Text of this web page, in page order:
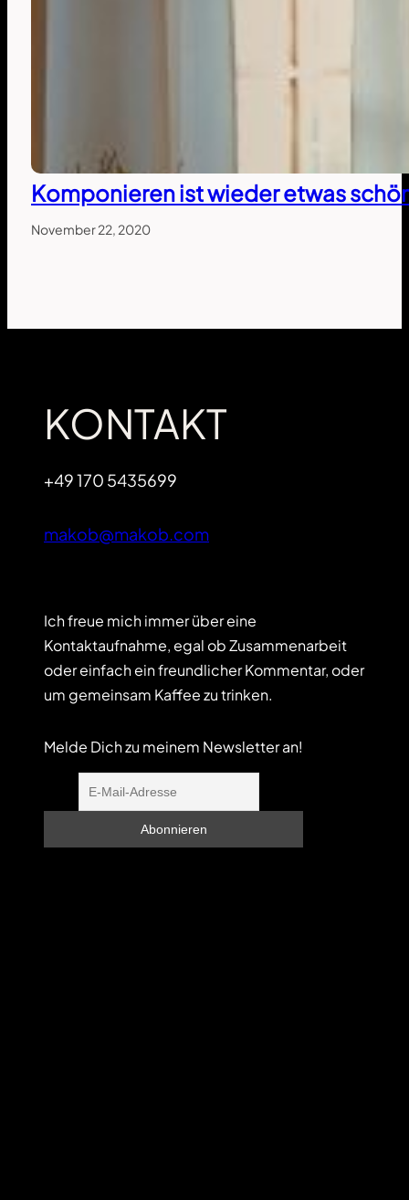
Komponieren ist wieder etwas
November 22, 2020
KONTAKT
+49 170 5435699
makob@makob.com
Ich freue mich immer über eine
Kontaktaufnahme, egal ob Zusammenarbeit
oder einfach ein freundlicher Kommentar, oder
um gemeinsam Kaffee zu trinken.
Melde Dich zu meinem Newsletter an!